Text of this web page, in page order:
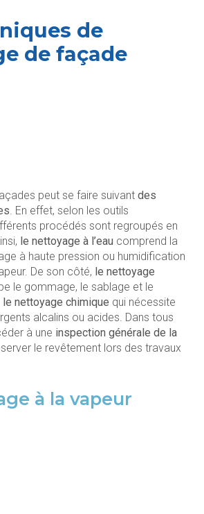
de
de façade
peut se faire suivant des
. En effet, selon les outils
procédés sont regroupés en
le nettoyage à l’eau comprend la
à haute pression ou humidification
De son côté, le nettoyage
le gommage, le sablage et le
le nettoyage chimique qui nécessite
alcalins ou acides. Dans tous
à une inspection générale de la
le revêtement lors des travaux
à la vapeur